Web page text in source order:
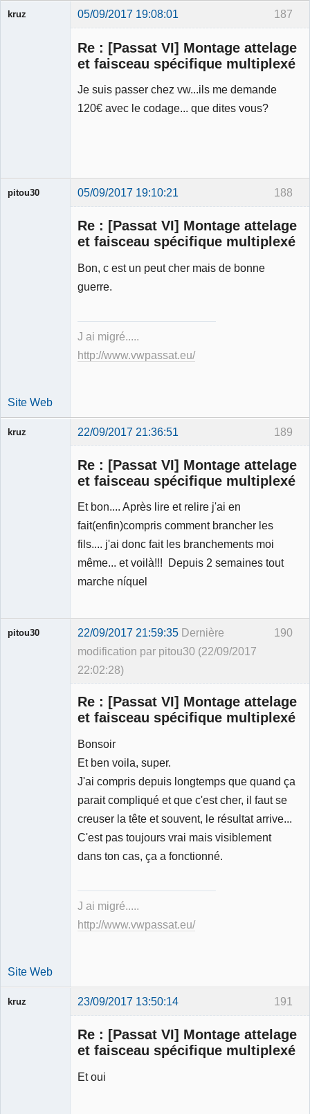
187
kruz 05/09/2017 19:08:01
Re : [Passat VI] Montage attelage
et faisceau spécifique multiplexé
Je suis passer chez vw...ils me demande
120€ avec le codage... que dites vous?
188
pitou30 05/09/2017 19:10:21
Re : [Passat VI] Montage attelage
et faisceau spécifique multiplexé
Bon, c est un peut cher mais de bonne
guerre.
J ai migré.....
http://www.vwpassat.eu/
Site Web
189
kruz 22/09/2017 21:36:51
Re : [Passat VI] Montage attelage
et faisceau spécifique multiplexé
Et bon.... Après lire et relire j'ai en
fait(enfin)compris comment brancher les
fils.... j'ai donc fait les branchements moi
même... et voilà!!! Depuis 2 semaines tout
marche níquel
190
pitou30 22/09/2017 21:59:35 Dernière
modification par pitou30 (22/09/2017
22:02:28)
Re : [Passat VI] Montage attelage
et faisceau spécifique multiplexé
Bonsoir
Et ben voila, super.
J'ai compris depuis longtemps que quand ça
parait compliqué et que c'est cher, il faut se
creuser la tête et souvent, le résultat arrive...
C'est pas toujours vrai mais visiblement
dans ton cas, ça a fonctionné.
J ai migré.....
http://www.vwpassat.eu/
Site Web
191
kruz 23/09/2017 13:50:14
Re : [Passat VI] Montage attelage
et faisceau spécifique multiplexé
Et oui